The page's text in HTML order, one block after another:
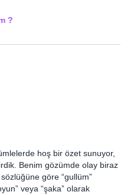
?
hoş bir özet sunuyor,
Benim gözümde olay biraz
göre “gullüm”
veya “şaka” olarak